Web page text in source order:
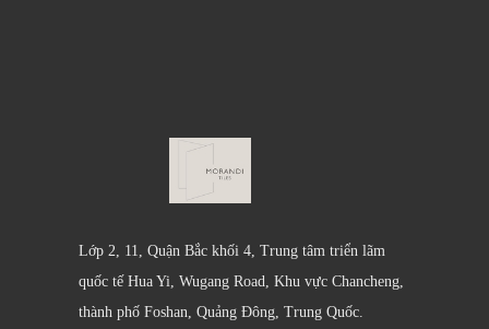
Lớp 2, 11, Quận Bắc khối 4, Trung tâm triển lãm
quốc tế Hua Yi, Wugang Road, Khu vực Chancheng,
thành phố Foshan, Quảng Đông, Trung Quốc.